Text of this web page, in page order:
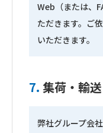
Web（または、
ただきます。ご
いただきます。
7. 集荷・輸送
弊社グループ会